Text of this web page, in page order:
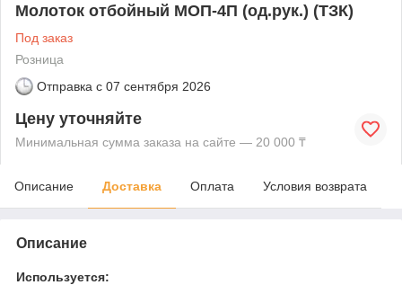
Молоток отбойный МОП-4П (од.рук.) (ТЗК)
Под заказ
Розница
Отправка с 07 сентября 2026
Цену уточняйте
Минимальная сумма заказа на сайте — 20 000 ₸
Описание Доставка Оплата Условия возврата
Описание
Используется: